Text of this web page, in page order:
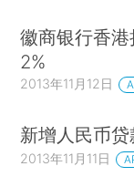
徽商银行香
2%
2013年11月12日
新增人民币
2013年11月11日